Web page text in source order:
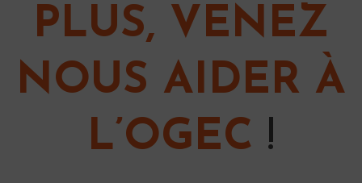
PLUS, VENEZ
NOUS AIDER À
L’OGEC !